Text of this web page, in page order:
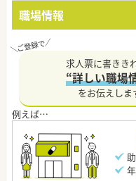
職場情報
求人票に書きき
“詳しい職場
をお伝えしま